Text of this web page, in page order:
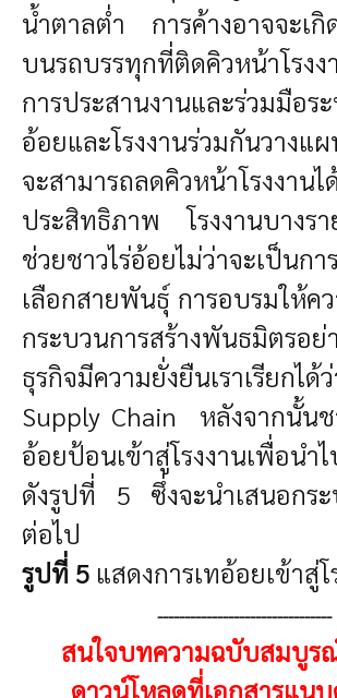
น้ำตาลต่ำ การค้างอาจจะเกิ
บนรถบรรทุกที่ติดคิวหน้าโ
การประสานงานและร่วมมือระ
อ้อยและโรงงานร่วมกันวางแ
จะสามารถลดคิวหน้าโรงงานไ
ประสิทธิภาพ โรงงานบางร
ช่วยชาวไร่อ้อยไม่ว่าจะเป็
เลือกสายพันธุ์ การอบรมให้ค
กระบวนการสร้างพันธมิตรอย่
ธุรกิจมีความยั่งยืนเราเรียกได้
Supply Chain หลังจากนั้นช
อ้อยป้อนเข้าสู่โรงงานเพื่อนำ
ดังรูปที่ 5 ซึ่งจะนำเสนอกระ
ต่อไป
รูปที่ 5 แสดงการเทอ้อยเข้าสู่โ
--------------------------------
สนใจบทความฉบับสมบูร
ดาวน์โหลดที่เอกสารแน